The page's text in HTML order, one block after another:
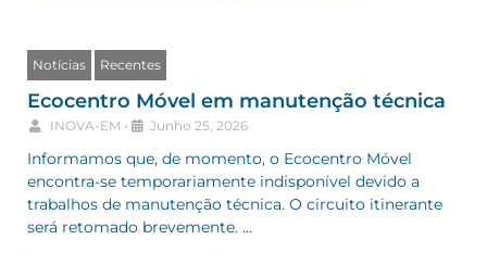
Notícias Recentes
Ecocentro Móvel em manutenção técnica
INOVA-EM • Junho 25, 2026
Informamos que, de momento, o Ecocentro Móvel
encontra-se temporariamente indisponível devido a
trabalhos de manutenção técnica. O circuito itinerante
será retomado brevemente. …